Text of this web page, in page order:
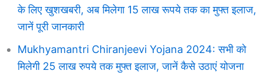
के लिए खुशखबरी, अब मिलेगा 15 लाख रूपये तक का मुफ्त इलाज,
जानें पूरी जानकारी
Mukhyamantri Chiranjeevi Yojana 2024: सभी को
मिलेगी 25 लाख रुपये तक मुफ्त इलाज, जानें कैसे उठाएं योजना